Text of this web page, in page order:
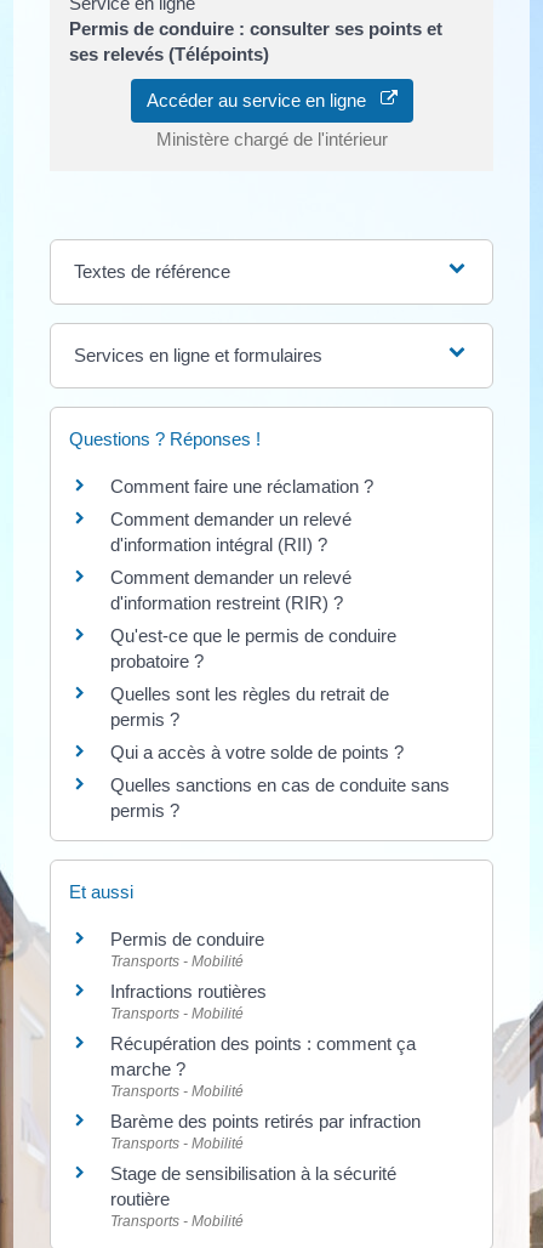
Permis de conduire : consulter ses points et
ses relevés (Télépoints)
Accéder au service en ligne
Ministère chargé de l'intérieur
Textes de référence
Services en ligne et formulaires
Questions ? Réponses !
Comment faire une réclamation ?
Comment demander un relevé
d'information intégral (RII) ?
Comment demander un relevé
d'information restreint (RIR) ?
Qu'est-ce que le permis de conduire
probatoire ?
Quelles sont les règles du retrait de
permis ?
Qui a accès à votre solde de points ?
Quelles sanctions en cas de conduite sans
permis ?
Et aussi
Permis de conduire
Transports - Mobilité
Infractions routières
Transports - Mobilité
Récupération des points : comment ça
marche ?
Transports - Mobilité
Barème des points retirés par infraction
Transports - Mobilité
Stage de sensibilisation à la sécurité
routière
Transports - Mobilité